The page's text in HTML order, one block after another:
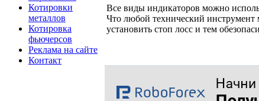
Котировки
металлов
Котировка
фьючерсов
Реклама на сайте
Контакт
Все виды индикаторов можно
Что любой технический инструмент
установить стоп лосс и тем